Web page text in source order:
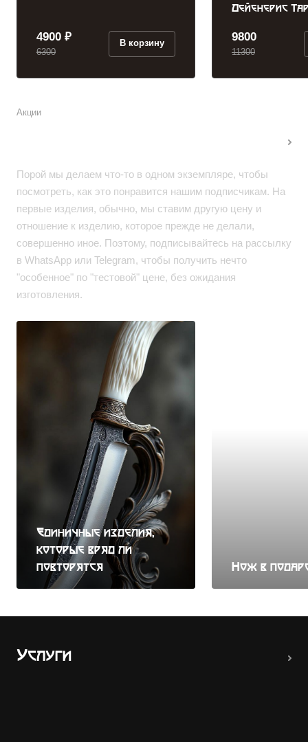
4900 ₽
6300
В корзину
Дейенерис
9800
11300
Акции
Порой мы делаем что-то в одном экземпляре, чтобы
посмотреть, как это понравится нашим подписчикам. На
первые изделия, обычно, мы ставим другую цену и
отношение к изделию, которое прежде не делали,
совершенно иное. Поэтому, подписывайтесь на рассылку
в WhatsApp или Telegram, чтобы получить нечто
"особенное" по "тестовой" цене, без ожидания
изготовления.
Единичные изделия,
которые вряд ли
повторятся
Нож в
Услуги